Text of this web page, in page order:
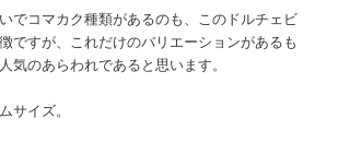
でコマカク種類があるのも、このドルチェビ
ですが、これだけのバリエーションがあるも
気のあらわれであると思います。
サイズ。